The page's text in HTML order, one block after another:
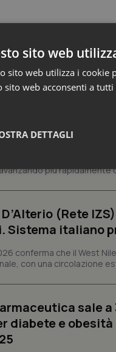
e Farmaci
Oms e
casi e 1.801 morti
nella Repubblica
più
(Rete
Sistema italiano
conferma che il West
con una circolazione
sale
diabete e
sito web
sito web utilizza i cookie
sito web acconsenti a
DETTAGLI
Necessari